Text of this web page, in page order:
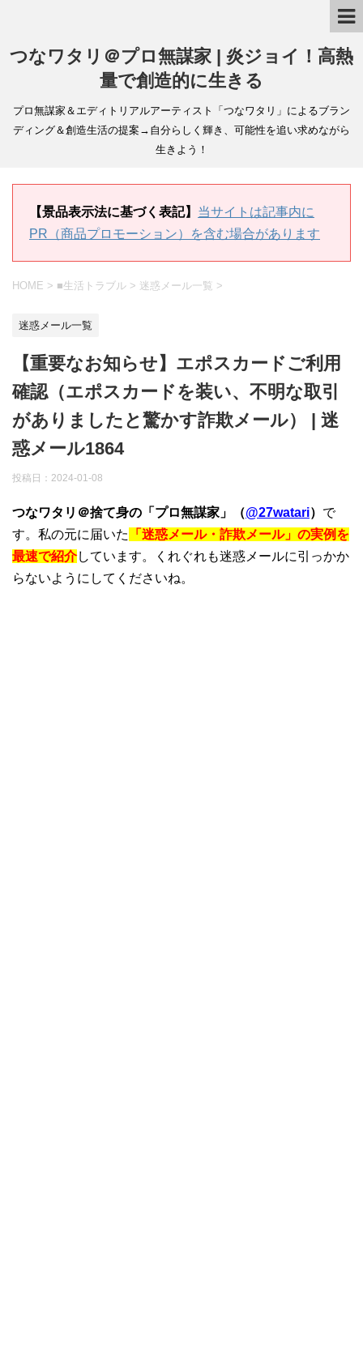
つなワタリ＠プロ無謀家 | 炎ジョイ！高熱
量で創造的に生きる
プロ無謀家＆エディトリアルアーティスト「つなワタリ」によるブラン
ディング＆創造生活の提案→自分らしく輝き、可能性を追い求めながら
生きよう！
【景品表示法に基づく表記】 当サイトは記事内に
PR（商品プロモーション）を含む場合があります
HOME > ■生活トラブル > 迷惑メール一覧 >
迷惑メール一覧
【重要なお知らせ】エポスカードご利用
確認（エポスカードを装い、不明な取引
がありましたと驚かす詐欺メール） | 迷
惑メール1864
投稿日： 2024-01-08
つなワタリ＠捨て身の「プロ無謀家」（@27watari） で
す。私の元に届いた
「迷惑メール・詐欺メール」の実例を
最速で紹介しています。くれぐれも迷惑メールに引っかか
らないようにしてくださいね。